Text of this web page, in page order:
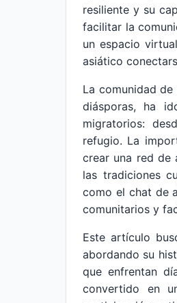
resiliente y su
facilitar la
un espacio
asiático
La comunidad
diásporas, ha
migratorios:
refugio. La
crear una red de
las tradiciones
como el chat de
comunitarios y
Este artículo
abordando su
que enfrentan
convertido en